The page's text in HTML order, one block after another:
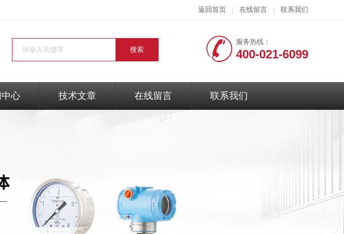
返回首页 在线留言 联系我们
服务热线：
400-021-6099
心 技术文章 在线留言 联系我们